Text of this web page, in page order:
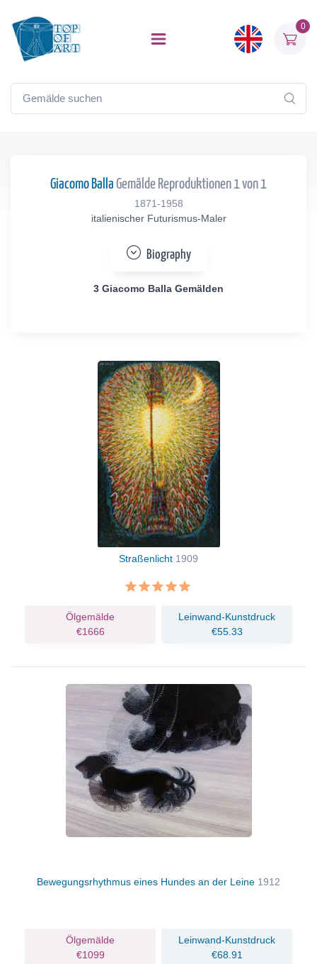
0
Giacomo Balla Gemälde Reproduktionen 1 von 1
1871-1958
italienischer Futurismus-Maler
Biography
3 Giacomo Balla Gemälden
Straßenlicht 1909
Ölgemälde
€1666
Leinwand-Kunstdruck
€55.33
Bewegungsrhythmus eines Hundes an der Leine 1912
Ölgemälde
€1099
Leinwand-Kunstdruck
€68.91